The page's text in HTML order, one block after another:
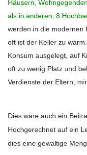
Häusern,
als in anderen, 8
werden in die modernen
oft ist der Keller zu
Konsum ausgelegt, auf
oft zu wenig Platz und
Verdienste der Eltern,
Dies wäre auch ein
Hochgerechnet auf ein
dies eine gewaltige